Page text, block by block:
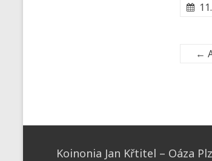
←
Koinonia Jan Křtitel – Oáza